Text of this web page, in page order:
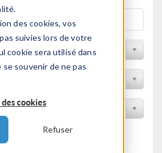
des cookies, vos
suivies lors de votre
cookie sera utilisé dans
souvenir de ne pas
cookies
Refuser